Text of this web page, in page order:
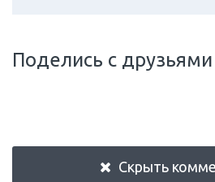
Поделись с друзьями
Скрыть